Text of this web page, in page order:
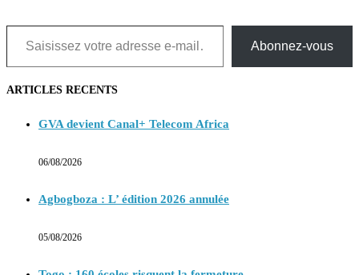
Saisissez votre adresse e-mail…
Abonnez-vous
ARTICLES RECENTS
GVA devient Canal+ Telecom Africa
06/08/2026
Agbogboza : L’ édition 2026 annulée
05/08/2026